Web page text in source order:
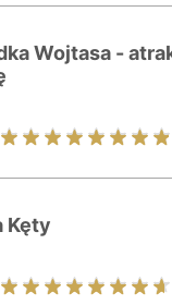
Wojtasa -
Kęty